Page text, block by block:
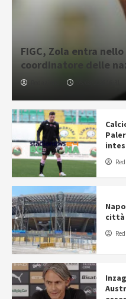
FIGC, Zola entra
coordinatore delle
città